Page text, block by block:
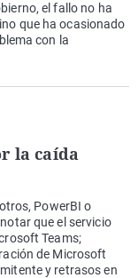
el fallo no ha
que ha ocasionado
con la
la caída
PowerBI o
que el servicio
Teams;
de Microsoft
y retrasos en